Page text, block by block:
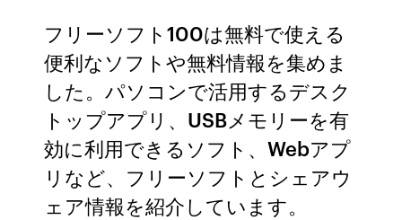
フリーソフト100は無料で使える
便利なソフトや無料情報を集めま
した。パソコンで活用するデスク
トップアプリ、USBメモリーを有
効に利用できるソフト、Webアプ
リなど、フリーソフトとシェアウ
ェア情報を紹介しています。